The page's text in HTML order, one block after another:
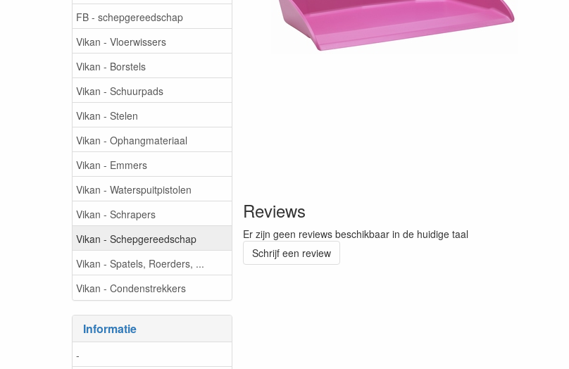
FB - schepgereedschap
Vikan - Vloerwissers
Vikan - Borstels
Vikan - Schuurpads
Vikan - Stelen
Vikan - Ophangmateriaal
Vikan - Emmers
Vikan - Waterspuitpistolen
Vikan - Schrapers
Vikan - Schepgereedschap
Vikan - Spatels, Roerders, ...
Vikan - Condenstrekkers
Informatie
-
Reviews
Er zijn geen reviews beschikbaar in de huidige taal
Schrijf een review